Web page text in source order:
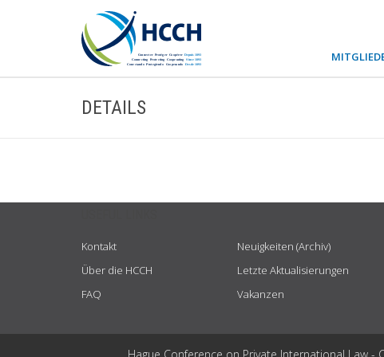
DETAILS
Kontakt
Über die HCCH
FAQ
Neuigkeiten (Archiv)
Letzte Aktualisierungen
Vakanzen